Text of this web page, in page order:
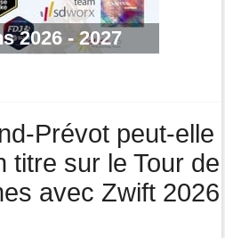
sera interdite au public
2026 - 2027
Prévot peut-elle
titre sur le Tour de
avec Zwift 2026